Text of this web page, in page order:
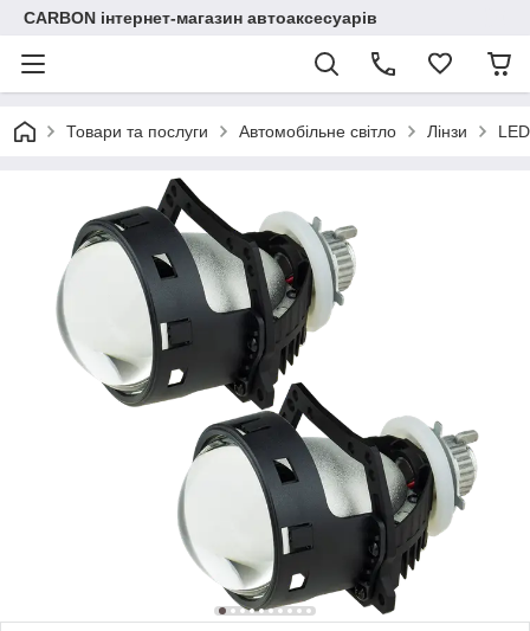
CARBON інтернет-магазин автоаксесуарів
Товари та послуги Автомобільне світло Лінзи